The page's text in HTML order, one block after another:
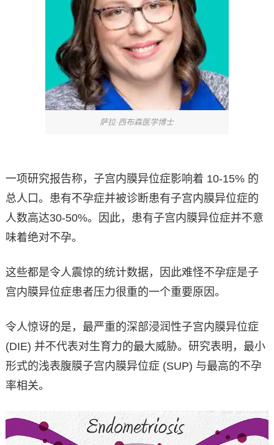
萨拉·西布森医学博士
一项研究报告称，子宫内膜异位症影响着 10-15% 的
总人口。患有不孕症并被诊断患有子宫内膜异位症的
人数高达30-50%。因此，患有子宫内膜异位症并不意
味着绝对不孕。
这些都是令人震惊的统计数据，因此难怪不孕症是子
宫内膜异位症患者压力很重的一个重要原因。
令人惊讶的是，最严重的深部浸润性子宫内膜异位症
(DIE) 并不代表对生育力的最大威胁。研究表明，最小
形式的浅表腹膜子宫内膜异位症 (SUP) 与最高的不孕
率相关。